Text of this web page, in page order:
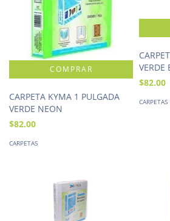
CARPETA KYMA 1 PULGADA
VERDE NEON
$82.00
CARPETAS
VERDE
$82.00
CARPETAS